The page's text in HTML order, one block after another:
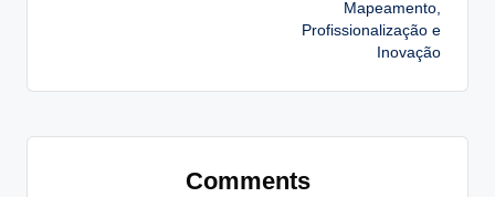
Mapeamento,
Profissionalização e
Inovação
Comments